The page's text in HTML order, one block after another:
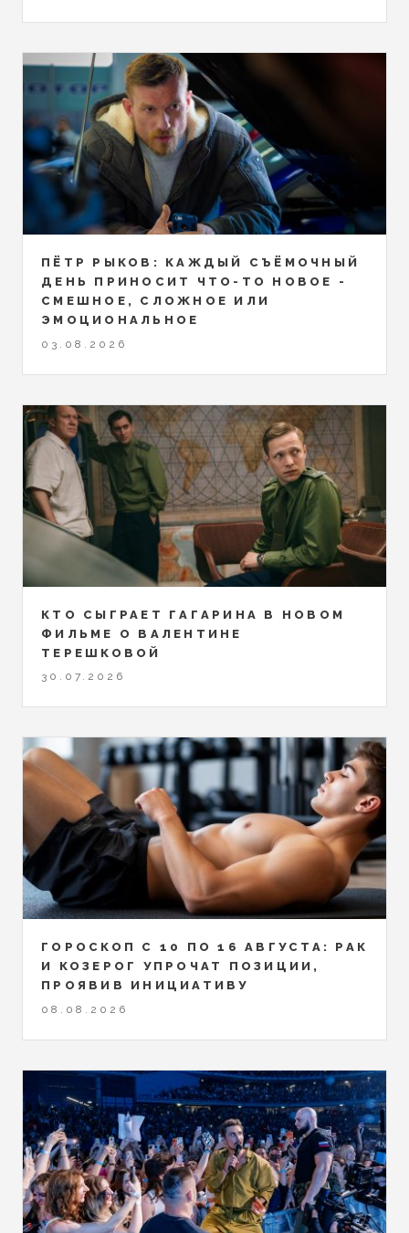
ПЁТР РЫКОВ: КАЖДЫЙ СЪЁМОЧНЫЙ
ДЕНЬ ПРИНОСИТ ЧТО-ТО НОВОЕ -
СМЕШНОЕ, СЛОЖНОЕ ИЛИ
ЭМОЦИОНАЛЬНОЕ
03.08.2026
КТО СЫГРАЕТ ГАГАРИНА В НОВОМ
ФИЛЬМЕ О ВАЛЕНТИНЕ
ТЕРЕШКОВОЙ
30.07.2026
ГОРОСКОП С 10 ПО 16 АВГУСТА: РАК
И КОЗЕРОГ УПРОЧАТ ПОЗИЦИИ,
ПРОЯВИВ ИНИЦИАТИВУ
08.08.2026